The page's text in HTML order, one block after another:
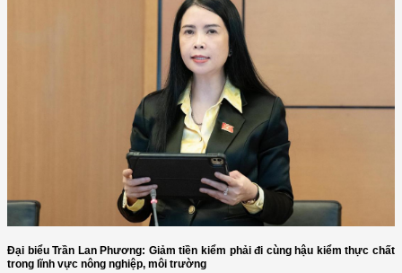
Đại biểu Trần Lan Phương: Giảm tiền kiểm phải đi cùng hậu kiểm thực chất
trong lĩnh vực nông nghiệp, môi trường